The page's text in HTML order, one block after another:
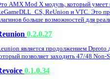
AMX Mod X модуль, который умеет
ReUnion и VTC. Это
больше возможностей для
0.2.0.27
является продолжением Dproto
позволяет заходить 47/48 Non-
0.1.0.34